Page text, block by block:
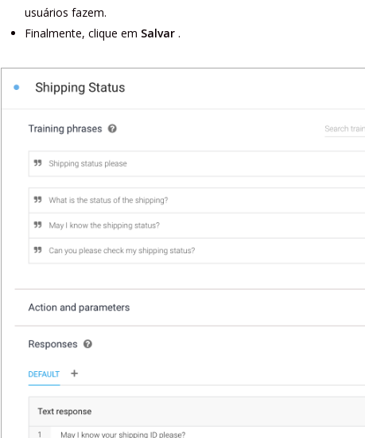
usuários fazem.
Finalmente, clique em Salvar.